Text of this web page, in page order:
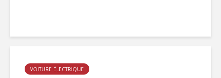
VOITURE ÉLECTRIQUE